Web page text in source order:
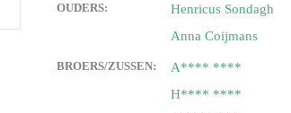
OUDERS:
Henricus Sondagh
Anna Coijmans
BROERS/ZUSSEN:
A**** ****
H**** ****